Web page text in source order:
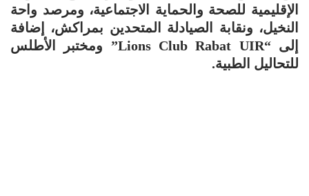
الإقليمية للصحة والحماية الاجتماعية، ومرصد واحة
النخيل، ونقابة الصيادلة المتحدين بمراكش، إضافة
إلى “Lions Club Rabat UIR” ومختبر الأطلس
للتحاليل الطبية.